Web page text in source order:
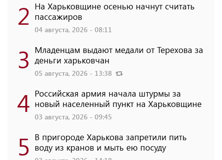
2 На Харьковщине осенью начнут считать
пассажиров
04 августа, 2026 - 08:11
3 Младенцам выдают медали от Терехова за
деньги харьковчан
05 августа, 2026 - 13:38
4 Российская армия начала штурмы за
новый населенный пункт на Харьковщине
03 августа, 2026 - 09:45
5 В пригороде Харькова запретили пить
воду из кранов и мыть ею посуду